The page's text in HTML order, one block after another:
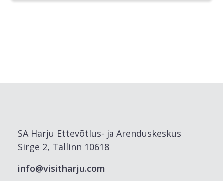
SA Harju Ettevõtlus- ja Arenduskeskus
Sirge 2, Tallinn 10618
info@visitharju.com